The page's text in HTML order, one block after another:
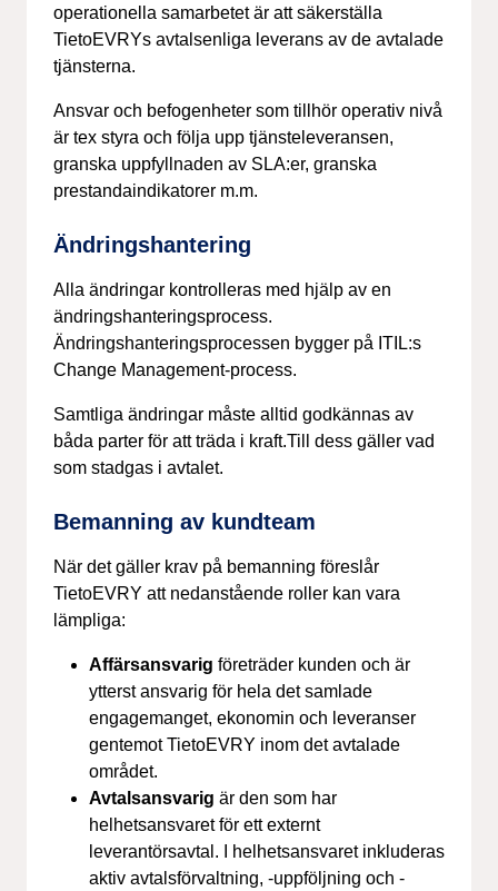
operationella samarbetet är att säkerställa
TietoEVRYs avtalsenliga leverans av de avtalade
tjänsterna.
Ansvar och befogenheter som tillhör operativ nivå
är tex styra och följa upp tjänsteleveransen,
granska uppfyllnaden av SLA:er, granska
prestandaindikatorer m.m.
Ändringshantering
Alla ändringar kontrolleras med hjälp av en
ändringshanteringsprocess.
Ändringshanteringsprocessen bygger på ITIL:s
Change Management-process.
Samtliga ändringar måste alltid godkännas av
båda parter för att träda i kraft.Till dess gäller vad
som stadgas i avtalet.
Bemanning av kundteam
När det gäller krav på bemanning föreslår
TietoEVRY att nedanstående roller kan vara
lämpliga:
Affärsansvarig företräder kunden och är
ytterst ansvarig för hela det samlade
engagemanget, ekonomin och leveranser
gentemot TietoEVRY inom det avtalade
området.
Avtalsansvarig är den som har
helhetsansvaret för ett externt
leverantörsavtal. I helhetsansvaret inkluderas
aktiv avtalsförvaltning, -uppföljning och -